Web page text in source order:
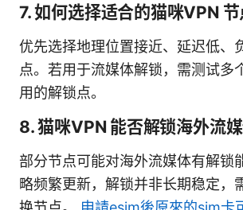
7. 如何选择适合的猫咪VPN 节
优先选择地理位置接近、延迟低、
点。若用于流媒体解锁，需测试多
用的解锁点。
8. 猫咪VPN 能否解锁海外流媒
部分节点可能对海外流媒体有解锁
略频繁更新，解锁并非长期稳定，